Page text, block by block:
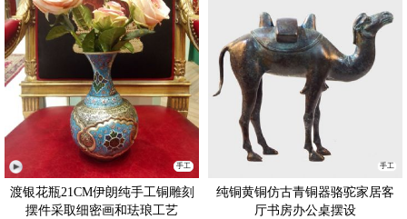
手工
渡银花瓶21CM伊朗纯手工铜雕刻
摆件采取细密画和珐琅工艺
手工
纯铜黄铜仿古青铜器骆驼家居客
厅书房办公桌摆设